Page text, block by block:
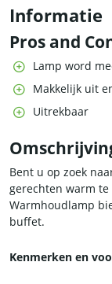
Informatie
Pros and
Lamp word
Makkelijk uit
Uitrekbaar
Bent u op zoek
gerechten warm te
Warmhoudlamp
buffet.
Kenmerken en